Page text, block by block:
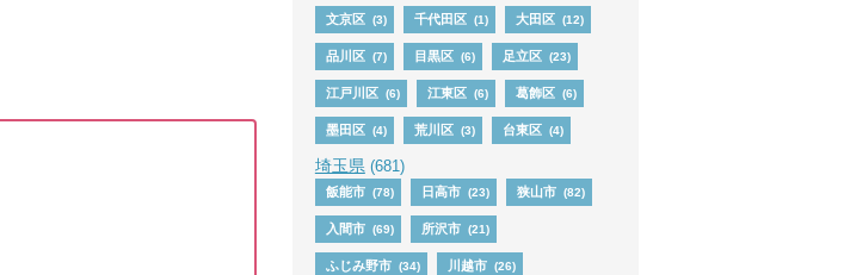
文京区 (3) 千代田区 (1) 大田区 (12)
品川区 (7) 目黒区 (6) 足立区 (23)
江戸川区 (6) 江東区 (6) 葛飾区 (6)
墨田区 (4) 荒川区 (3) 台東区 (4)
埼玉県(681)
飯能市 (78) 日高市 (23) 狭山市 (82)
入間市 (69) 所沢市 (21)
ふじみ野市 (34) 川越市 (26)